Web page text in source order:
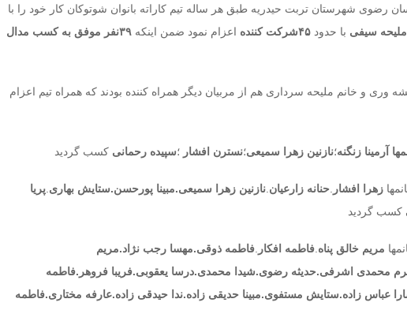
رضوی شهرستان تربت حیدریه طبق هر ساله تیم کاراته بانوان شوتوکان کار خود را با
سیفی با حدود ۴۵شرکت کننده اعزام نمود ضمن اینکه ۳۹نفر موفق به کسب مدال
وری و خانم ملیحه سرداری هم از مربیان دیگر همراه کننده بودند که همراه تیم اعزام
آرمینا زنگنه؛نازنین زهرا سمیعی؛نسترن افشار ؛سپیده رحمانی کسب گردید
زهرا افشار حنانه زارعیان نازنین زهرا سمیعی.مبینا پورحسن.ستایش بهاری پریا
کسب گردید
مریم خالق پناه فاطمه افکار فاطمه ذوقی.مهسا رجب نژاد.مریم
محمدی اشرفی.حدیثه رضوی.شیدا محمدی.درسا یعقوبی.فریبا فروهر.فاطمه
عباس زاده.ستایش مستفوی.مبینا حدیقی زاده.ندا حیدقی زاده.عارفه مختاری.فاطمه